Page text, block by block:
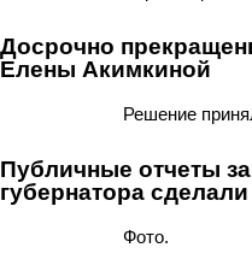
Досрочно
Елены Акимкиной
Решение
Публичные отчеты
губернатора
Фото.